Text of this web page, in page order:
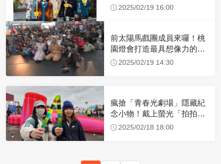
夢、進擊的巨人
2025/02/19 16:00
前太陽馬戲團成員來囉！桃
園燈會打造最具想像力的馬
戲童趣樂園
2025/02/19 14:30
瘋搶「青春光劇場」隱藏紀
念小物！戴上螢光「拍拍
尺」探索七大互動燈區
2025/02/18 18:00